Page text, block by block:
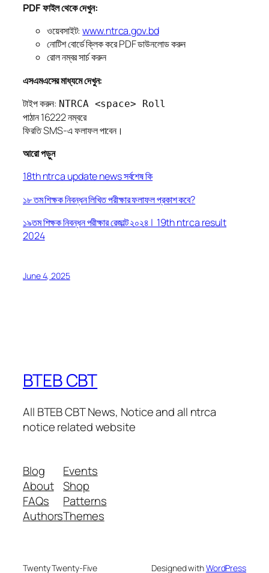
PDF ফাইল থেকে দেখুন:
ওয়েবসাইট:www.ntrca.gov.bd
নোটিশ বোর্ডে ক্লিক করে PDF ডাউনলোড করুন
রোল নম্বর সার্চ করুন
এসএমএসের মাধ্যমে দেখুন:
টাইপ করুন: NTRCA <space> Roll
পাঠান 16222 নম্বরে
ফিরতি SMS-এ ফলাফল পাবেন।
আরো পড়ুন
18th ntrca update news সর্বশেষ কি
১৮ তম শিক্ষক নিবন্ধন লিখিত পরীক্ষার ফলাফল প্রকাশ কবে?
১৯তম শিক্ষক নিবন্ধন পরীক্ষার রেজাল্ট ২০২৪ | 19th ntrca result
2024
June 4, 2025
BTEB CBT
All BTEB CBT News, Notice and all ntrca
notice related website
Blog
About
FAQs
Authors
Events
Shop
Patterns
Themes
Twenty Twenty-Five Designed withWordPress